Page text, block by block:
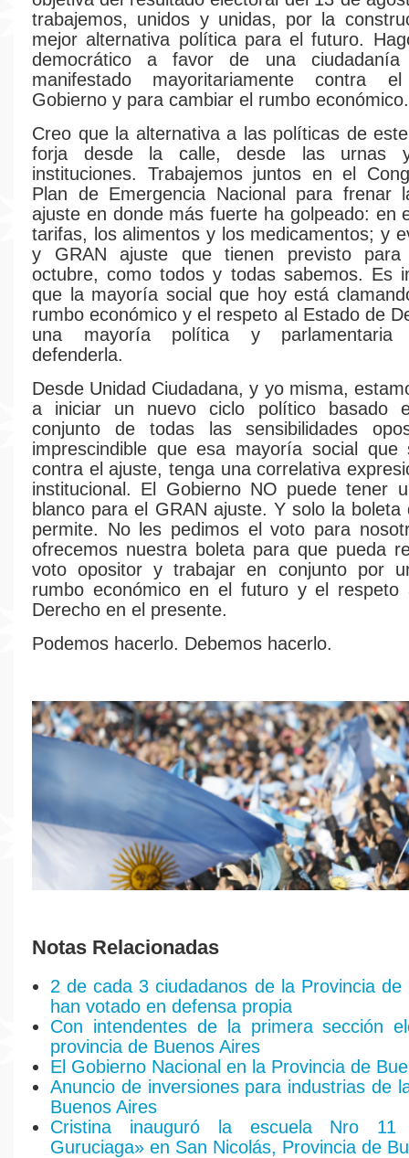
trabajemos, unidos y unidas, por la
mejor alternativa política para el futuro.
democrático a favor de una
manifestado mayoritariamente contra
Gobierno y para cambiar el rumbo económico.
Creo que la alternativa a las políticas de
forja desde la calle, desde las urnas
instituciones. Trabajemos juntos en el
Plan de Emergencia Nacional para frenar
ajuste en donde más fuerte ha golpeado: en
tarifas, los alimentos y los medicamentos; y
y GRAN ajuste que tienen previsto para
octubre, como todos y todas sabemos. Es
que la mayoría social que hoy está
rumbo económico y el respeto al Estado de
una mayoría política y parlamentaria
defenderla.
Desde Unidad Ciudadana, y yo misma,
a iniciar un nuevo ciclo político basado
conjunto de todas las sensibilidades
imprescindible que esa mayoría social que
contra el ajuste, tenga una correlativa
institucional. El Gobierno NO puede tener
blanco para el GRAN ajuste. Y solo la boleta
permite. No les pedimos el voto para
ofrecemos nuestra boleta para que pueda
voto opositor y trabajar en conjunto por
rumbo económico en el futuro y el respeto
Derecho en el presente.
Podemos hacerlo. Debemos hacerlo.
Notas Relacionadas
2 de cada 3 ciudadanos de la Provincia de
han votado en defensa propia
Con intendentes de la primera sección
provincia de Buenos Aires
El Gobierno Nacional en la Provincia de
Anuncio de inversiones para industrias de
Buenos Aires
Cristina inauguró la escuela Nro 11
Guruciaga» en San Nicolás, Provincia de